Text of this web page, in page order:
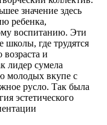
значение здесь
ребенка,
воспитанию. Эти
школы, где трудятся
и
лидер сумела
молодых вкупе с
русло. Так была
эстетического